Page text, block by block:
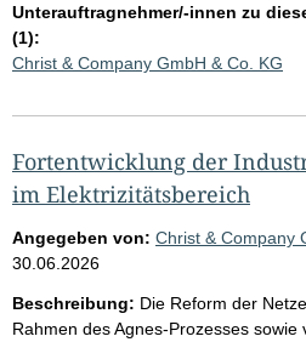
Unterauftragnehmer/-innen zu
(1):
Christ & Company GmbH & Co. KG
Fortentwicklung der
im Elektrizitätsbereich
Angegeben von: Christ & Company
30.06.2026
Beschreibung: Die Reform der
Rahmen des Agnes-Prozesses sowie